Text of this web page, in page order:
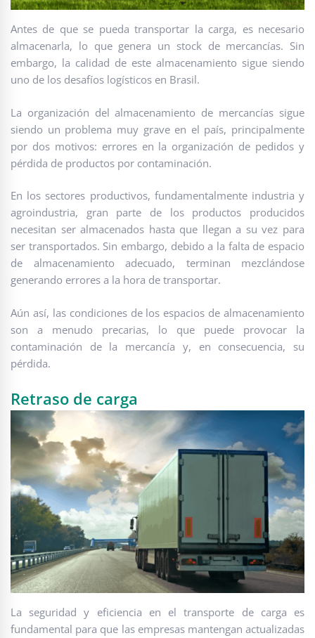
Antes de que se pueda transportar la carga, es necesario
almacenarla, lo que genera un stock de mercancías. Sin
embargo, la calidad de este almacenamiento sigue siendo
uno de los desafíos logísticos en Brasil.
La organización del almacenamiento de mercancías sigue
siendo un problema muy grave en el país, principalmente
por dos motivos: errores en la organización de pedidos y
pérdida de productos por contaminación.
En los sectores productivos, fundamentalmente industria y
agroindustria, gran parte de los productos producidos
necesitan ser almacenados hasta que llegan a su vez para
ser transportados. Sin embargo, debido a la falta de espacio
de almacenamiento adecuado, terminan mezclándose
generando errores a la hora de transportar.
Aún así, las condiciones de los espacios de almacenamiento
son a menudo precarias, lo que puede provocar la
contaminación de la mercancía y, en consecuencia, su
pérdida.
Retraso de carga
La seguridad y eficiencia en el transporte de carga es
fundamental para que las empresas mantengan actualizadas